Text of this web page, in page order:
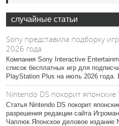
случайные статьи
Sony представила подборку
2026 года
Компания Sony Interactive
список бесплатных игр для
PlayStation Plus на июль 2026 года.
Nintendo DS покорит
Статья Nintendo DS покорит
разрешения редакции сайта
Чаплюк.Японское деловое издание